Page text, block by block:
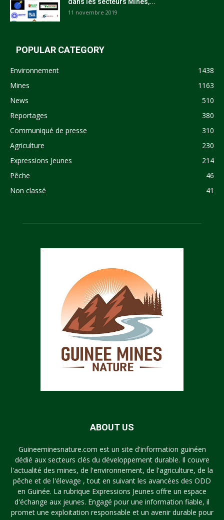
11 novembre 2019
POPULAR CATEGORY
Environnement
1438
Mines
1163
News
510
Reportages
380
Communiqué de presse
310
Agriculture
230
Expressions Jeunes
214
Pêche
46
Non classé
41
ABOUT US
Guineeminesnature.com est un site d'information guinéen
dédié aux secteurs clés du développement durable. Il couvre
l'actualité des mines, de l'environnement, de l'agriculture, de la
pêche et de l'élevage , tout en suivant les avancées des ODD
en Guinée. La rubrique Expressions Jeunes offre un espace
d'échange aux jeunes. Engagé pour une information fiable, il
promet une exploitation responsable et un avenir durable pour